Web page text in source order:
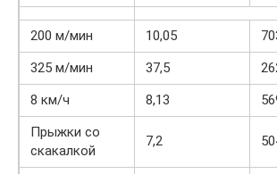
200 м/мин 10,05
325 м/мин
37,5
8 км/ч
8,13
Прыжки со
скакалкой
7,2